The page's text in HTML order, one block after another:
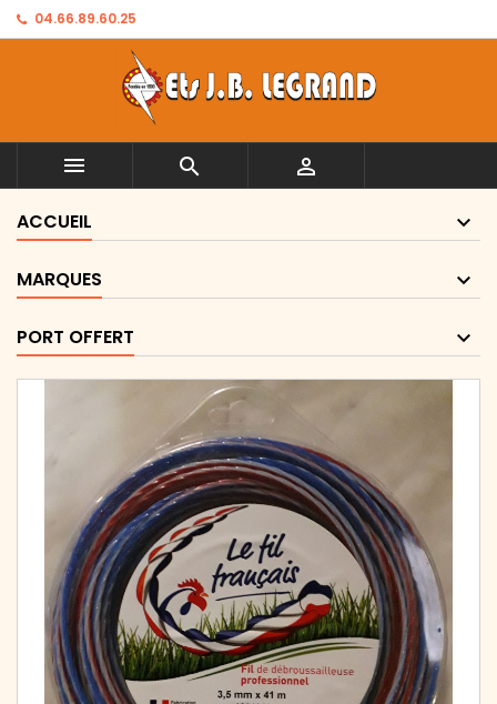
04.66.89.60.25
  
ACCUEIL
MARQUES
PORT OFFERT